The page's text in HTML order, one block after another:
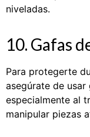
niveladas.
10. Gafas
Para protegerte
asegúrate de
especialmente al
manipular piezas